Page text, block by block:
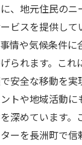
、地元住民のニ
ビスを提供して
情や気候条件に
られます。これ
安全な移動を実
トや地域活動に
深めています。
ーを長洲町で信